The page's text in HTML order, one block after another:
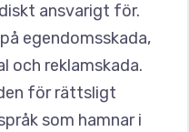
ansvarigt för.
egendomsskada,
och reklamskada.
för rättsligt
som hamnar i